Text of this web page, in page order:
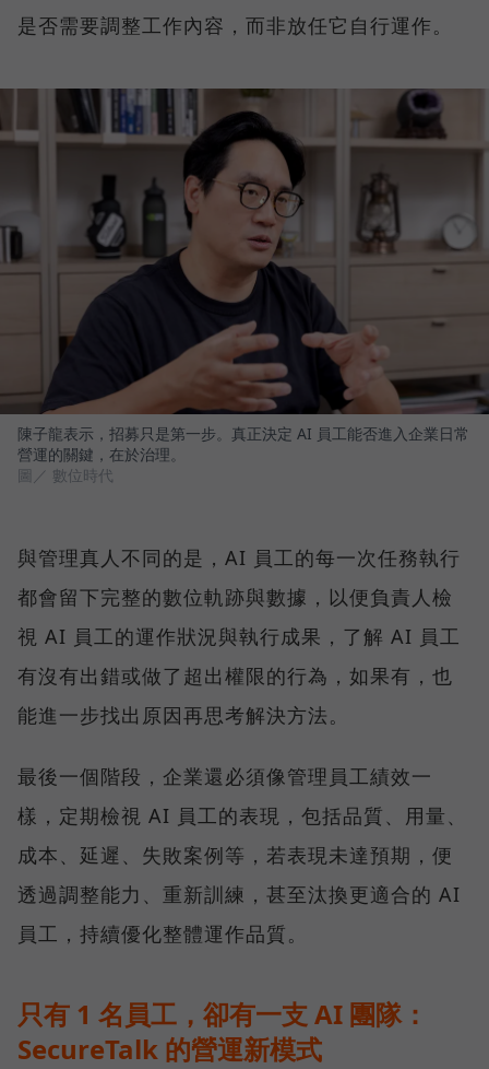
是否需要調整工作內容，而非放任它自行運作。
陳子龍表示，招募只是第一步。真正決定 AI 員工能否進入企業日常
營運的關鍵，在於治理。
圖／ 數位時代
與管理真人不同的是，AI 員工的每一次任務執行
都會留下完整的數位軌跡與數據，以便負責人檢
視 AI 員工的運作狀況與執行成果，了解 AI 員工
有沒有出錯或做了超出權限的行為，如果有，也
能進一步找出原因再思考解決方法。
最後一個階段，企業還必須像管理員工績效一
樣，定期檢視 AI 員工的表現，包括品質、用量、
成本、延遲、失敗案例等，若表現未達預期，便
透過調整能力、重新訓練，甚至汰換更適合的 AI
員工，持續優化整體運作品質。
只有 1 名員工，卻有一支 AI 團隊：
SecureTalk 的營運新模式